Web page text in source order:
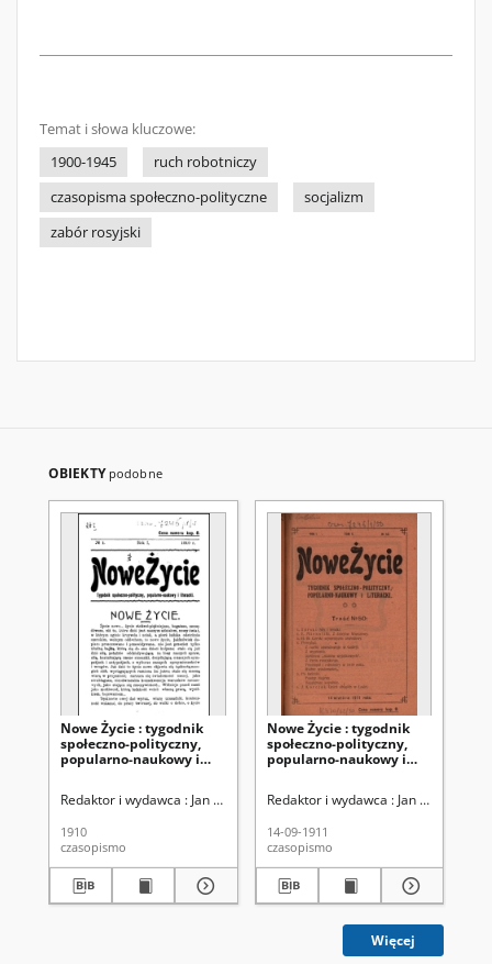
Temat i słowa kluczowe:
1900-1945
ruch robotniczy
czasopisma społeczno-polityczne
socjalizm
zabór rosyjski
OBIEKTY podobne
Nowe Życie : tygodnik
społeczno-polityczny,
popularno-naukowy i
Redaktor i wydawca : Jan Klott
1910
czasopismo
Nowe Życie : tygodnik
społeczno-polityczny,
popularno-naukowy i
Redaktor i wydawca : Jan Klott
14-09-1911
czasopismo
Więcej